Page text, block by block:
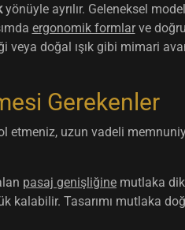
yönüyle ayrılır. Geleneksel
ergonomik formlarve
veya doğal ışık gibi mimari
Gerekenler
uzun vadeli
pasaj genişliğine mutlaka
Tasarımı mutlaka